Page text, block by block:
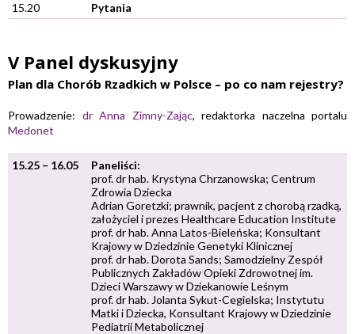
15.20
Pytania
V Panel dyskusyjny
Plan dla Chorób Rzadkich w Polsce – po co nam rejestry?
Prowadzenie: dr Anna Zimny-Zając, redaktorka naczelna portalu
Medonet
15.25 – 16.05
Paneliści:
prof. dr hab. Krystyna Chrzanowska; Centrum
Zdrowia Dziecka
Adrian Goretzki; prawnik, pacjent z chorobą rzadką,
założyciel i prezes Healthcare Education Institute
prof. dr hab. Anna Latos-Bieleńska; Konsultant
Krajowy w Dziedzinie Genetyki Klinicznej
prof. dr hab. Dorota Sands; Samodzielny Zespół
Publicznych Zakładów Opieki Zdrowotnej im.
Dzieci Warszawy w Dziekanowie Leśnym
prof. dr hab. Jolanta Sykut-Cegielska; Instytutu
Matki i Dziecka, Konsultant Krajowy w Dziedzinie
Pediatrii Metabolicznej